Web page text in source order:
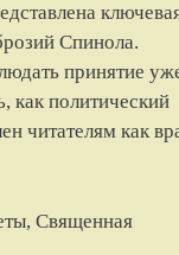
Спинола.
принятие
как политический
читателям как
Священная